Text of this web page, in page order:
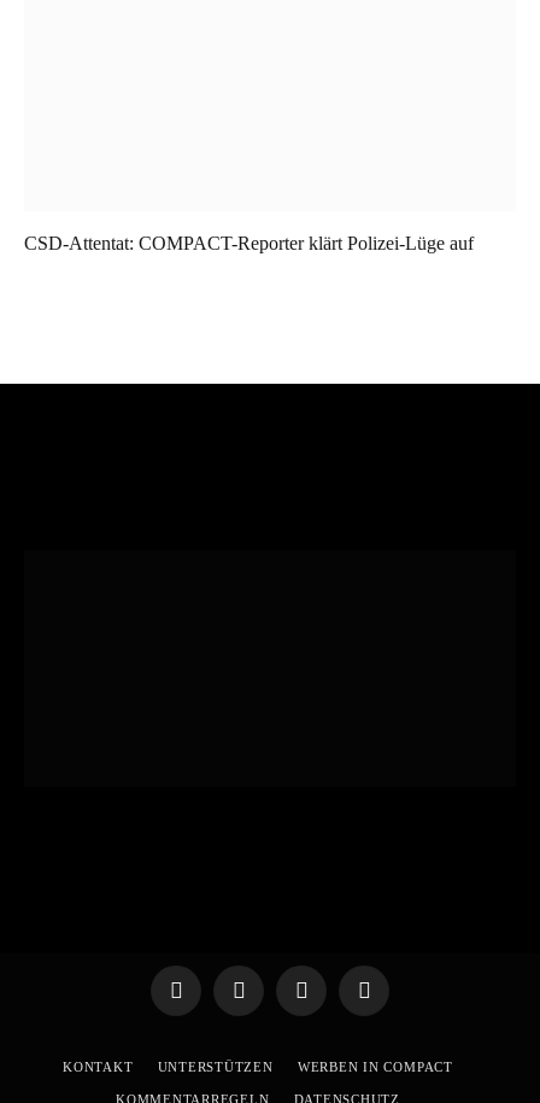
CSD-Attentat: COMPACT-Reporter klärt Polizei-Lüge auf
TelegramWhatsApp
X
YouTube
KONTAKT UNTERSTÜTZEN WERBEN IN COMPACT
KOMMENTARREGELN DATENSCHUTZ